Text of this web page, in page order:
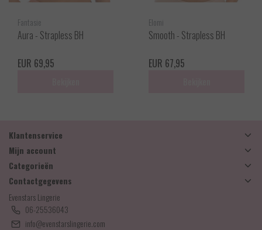
Fantasie
Aura - Strapless BH
EUR 69,95
Elomi
Smooth - Strapless BH
EUR 67,95
Klantenservice
Mijn account
Categorieën
Contactgegevens
Evenstars Lingerie
06-25536043
info@evenstarslingerie.com